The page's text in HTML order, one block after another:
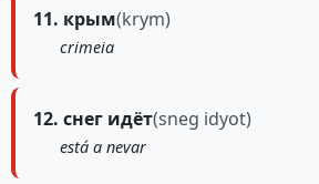
11. крым(krym)
crimeia
12. снег идёт(sneg idyot)
está a nevar